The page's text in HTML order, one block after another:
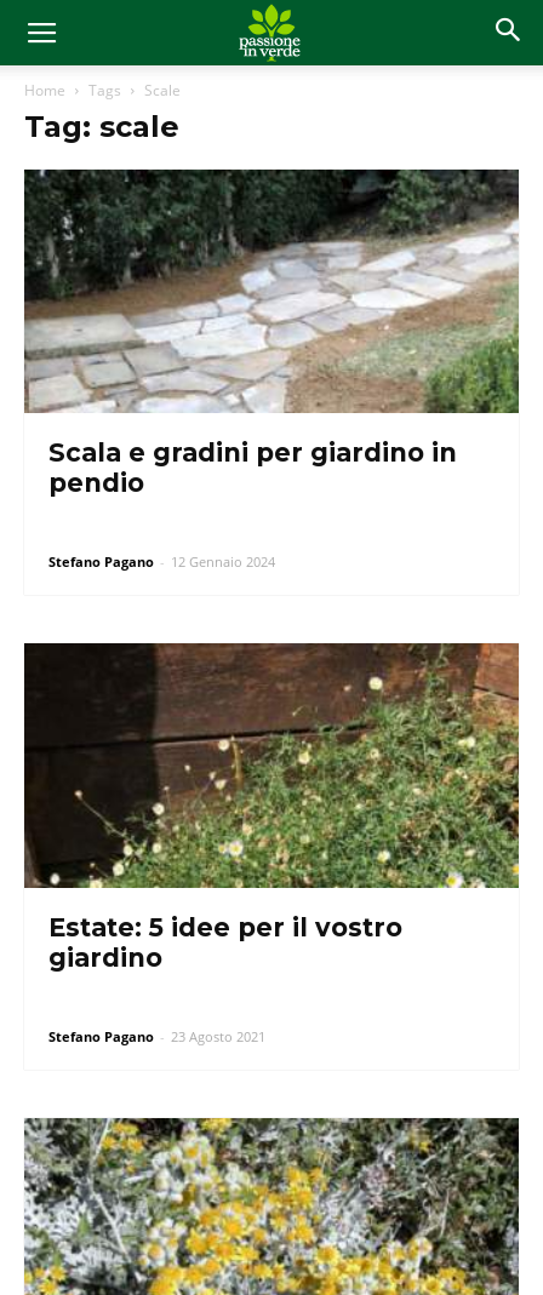
Home Tags Scale
Tag: scale
Scala e gradini per giardino in
pendio
Stefano Pagano - 12 Gennaio 2024
Estate: 5 idee per il vostro
giardino
Stefano Pagano - 23 Agosto 2021